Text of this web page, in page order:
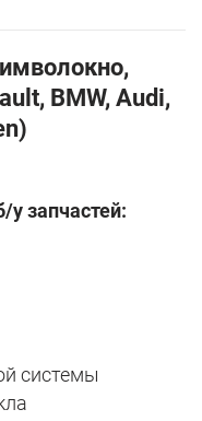
BMW, Audi,
запчастей:
системы